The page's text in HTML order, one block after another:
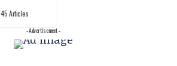
45 Articles
- Advertisement -